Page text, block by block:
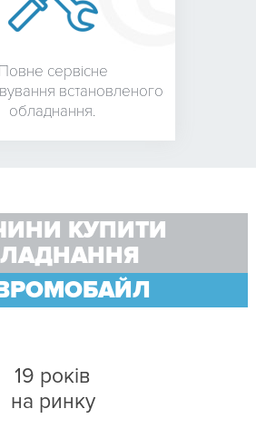
Повне сервісне
встановленого
обладнання.
КУПИТИ
19 років
на ринку